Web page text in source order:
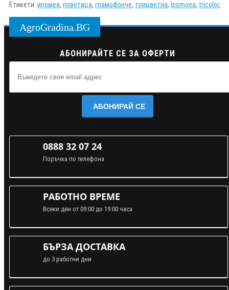
Етикети: ипомея, поветица, грамофонче, трицветна, Ipomoea, tricolor,
AgroGradina.BG
АБОНИРАЙТЕ СЕ ЗА ОФЕРТИ
АБОНИРАЙ СЕ
0888 32 07 24
Поръчка по телефона
РАБОТНО ВРЕМЕ
Всеки ден от 09:00 до 19:00 часа
БЪРЗА ДОСТАВКА
до 3 работни дни